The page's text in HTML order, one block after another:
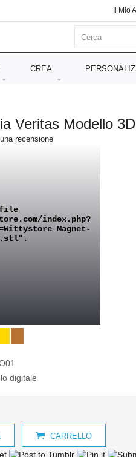
Il Mio
CREA
Veritas Modello 3D
recensione
digitale
CARRELLO
file
index.php?